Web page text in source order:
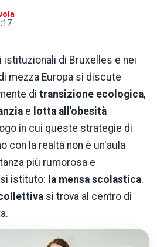
istituzionali di Bruxelles e nei
mezza Europa si discute
ditransizione ecologica,
e lotta all'obesità
in cui queste strategie di
con la realtà non è un'aula
più rumorosa e
istituto: la mensa scolastica.
si trova al centro di